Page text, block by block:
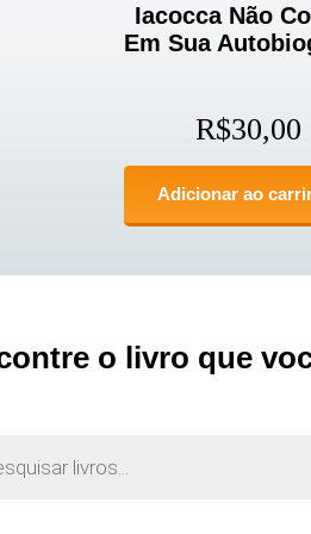
Iacocca Não
Em Sua
R$30,00
Adicionar ao
o livro que